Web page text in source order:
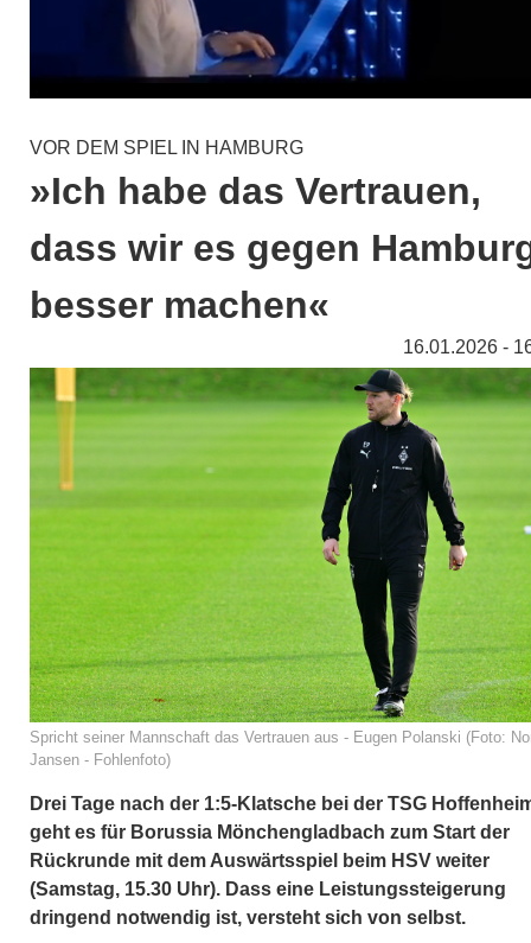
VOR DEM SPIEL IN HAMBURG
»Ich habe das Vertrauen,
dass wir es gegen
besser machen«
16.01.2026 -
Spricht seiner Mannschaft das Vertrauen aus - Eugen Polanski (Foto:
Jansen - Fohlenfoto)
Drei Tage nach der 1:5-Klatsche bei der TSG
geht es für Borussia Mönchengladbach zum Start der
Rückrunde mit dem Auswärtsspiel beim HSV weiter
(Samstag, 15.30 Uhr). Dass eine Leistungssteigerung
dringend notwendig ist, versteht sich von selbst.